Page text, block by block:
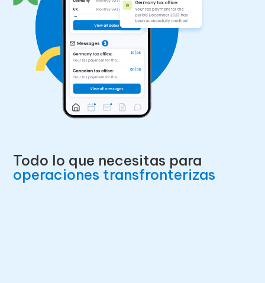
Todo lo que necesitas para
operaciones transfronterizas